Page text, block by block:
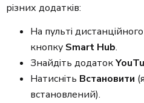
різних додатків:
На пульті
кнопку Smart Hub.
Знайдіть додаток
Натисніть Встановити
встановлений).